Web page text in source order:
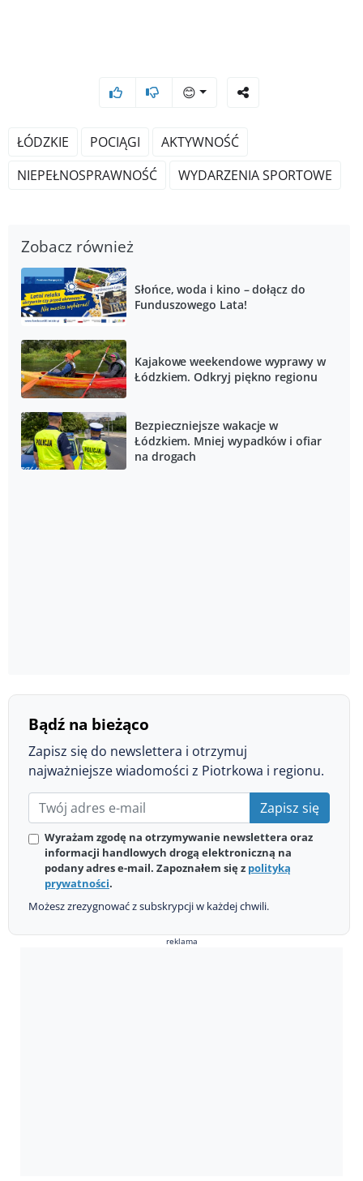
😊
ŁÓDZKIE POCIĄGI
AKTYWNOŚĆ
NIEPEŁNOSPRAWNOŚĆ
WYDARZENIA SPORTOWE
Zobacz również
Słońce, woda i kino – dołącz do
Funduszowego Lata!
Kajakowe weekendowe wyprawy w
Łódzkiem. Odkryj piękno regionu
Bezpieczniejsze wakacje w
Łódzkiem. Mniej wypadków i ofiar
na drogach
Bądź na bieżąco
Zapisz się do newslettera i otrzymuj
najważniejsze wiadomości z Piotrkowa i regionu.
Zapisz się
Wyrażam zgodę na otrzymywanie newslettera oraz
informacji handlowych drogą elektroniczną na
podany adres e-mail. Zapoznałem się z polityką
prywatności.
Możesz zrezygnować z subskrypcji w każdej chwili.
reklama